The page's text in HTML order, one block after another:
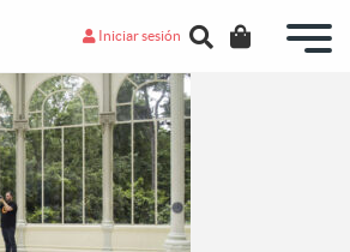
Iniciar sesión